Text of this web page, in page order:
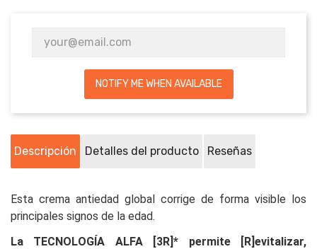
NOTIFY ME WHEN AVAILABLE
Descripción Detalles del producto Reseñas
Esta crema antiedad global corrige de forma visible los
principales signos de la edad.
La TECNOLOGÍA ALFA [3R]* permite [R]evitalizar,